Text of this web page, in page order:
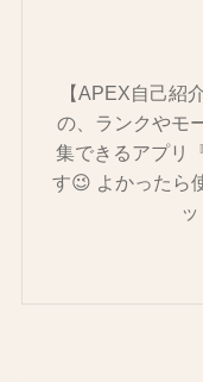
【APEX自己紹
の、ランクやモ
集できるアプリ
す😉 よかったら